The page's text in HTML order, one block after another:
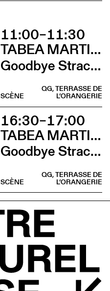
11:00–11:30
TABEA MARTIN & CIE BEWEGGRUND
Goodbye Stracciatella
QG, TERRASSE DE
L’ORANGERIE
SCÈNE
16:30–17:00
TABEA MARTIN & CIE BEWEGGRUND
Goodbye Stracciatella
QG, TERRASSE DE
L’ORANGERIE
SCÈNE